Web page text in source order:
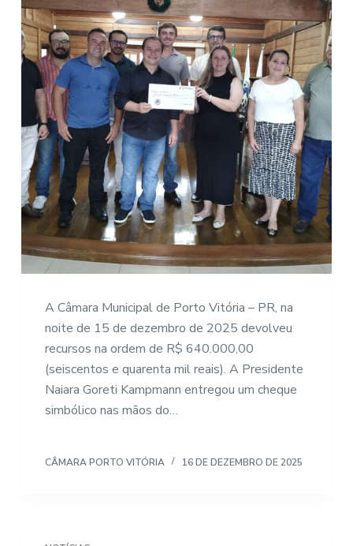
A Câmara Municipal de Porto Vitória – PR, na
noite de 15 de dezembro de 2025 devolveu
recursos na ordem de R$ 640.000,00
(seiscentos e quarenta mil reais). A Presidente
Naiara Goreti Kampmann entregou um cheque
simbólico nas mãos do…
CÂMARA PORTO VITÓRIA 16 DE DEZEMBRO DE 2025